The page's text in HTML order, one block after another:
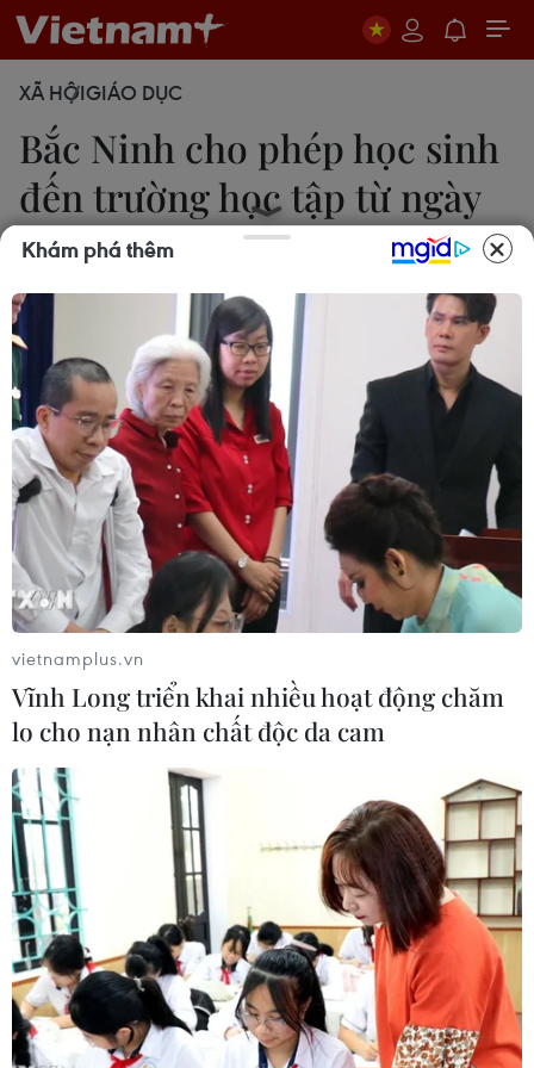
XÃ HỘIGIÁO DỤC
Bắc Ninh cho phép học sinh
đến trường học tập từ ngày
24/9
Thái Hùng
21/09/2021 13:40
Ủy ban Nhân dân tỉnh Bắc Ninh yêu cầu các cơ sở
giáo dục tổ chức cho học sinh đến trường đảm
bảo kế hoạch thời gian năm học 2021-2022 và
thực hiện nghiêm công tác phòng, chống dịch
COVID-19.
Chuẩn bị cơ sở vật chất học tập cho các em học sinh tại Trường
Tiểu học Hiên Vân, xã Hiên Vân, huyện Tiên Du, tỉnh Bắc Ninh.
(Ảnh: Thái Hùng/TTXVN)
Khám phá thêm
vietnamplus.vn
Vĩnh Long triển khai nhiều hoạt động chăm
lo cho nạn nhân chất độc da cam